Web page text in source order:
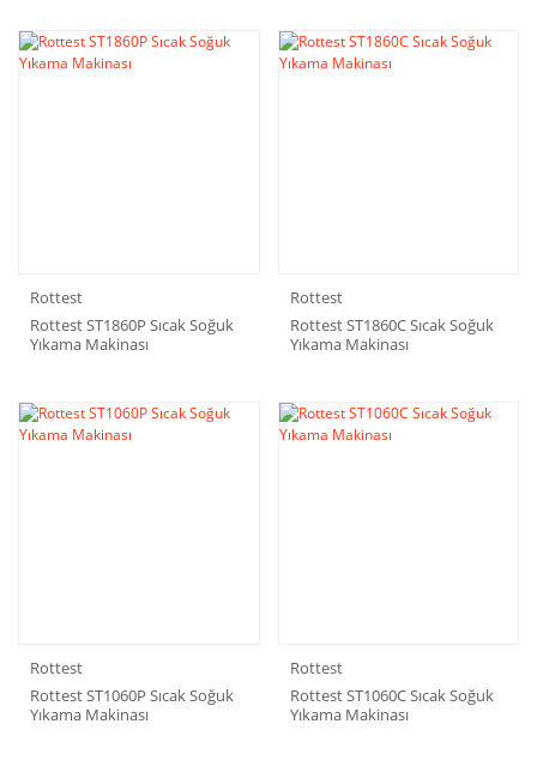
Rottest
Rottest ST1860P Sıcak Soğuk
Yıkama Makinası
Rottest
Rottest ST1860C Sıcak Soğuk
Yıkama Makinası
Rottest
Rottest ST1060P Sıcak Soğuk
Yıkama Makinası
Rottest
Rottest ST1060C Sıcak Soğuk
Yıkama Makinası